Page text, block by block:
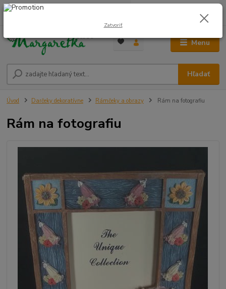
Menu
Hľadať
0948 236 042
0,00 €
Úvod Darčeky dekoratívne Rámčeky a obrazy Rám na fotografiu
Rám na fotografiu
Zatvoriť